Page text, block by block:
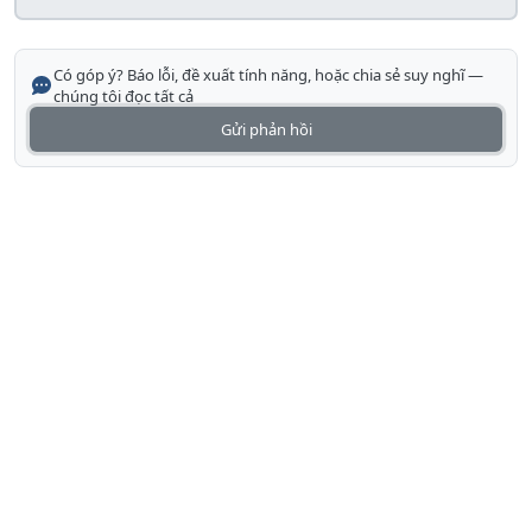
Có góp ý? Báo lỗi, đề xuất tính năng, hoặc chia sẻ suy nghĩ —
chúng tôi đọc tất cả
Gửi phản hồi